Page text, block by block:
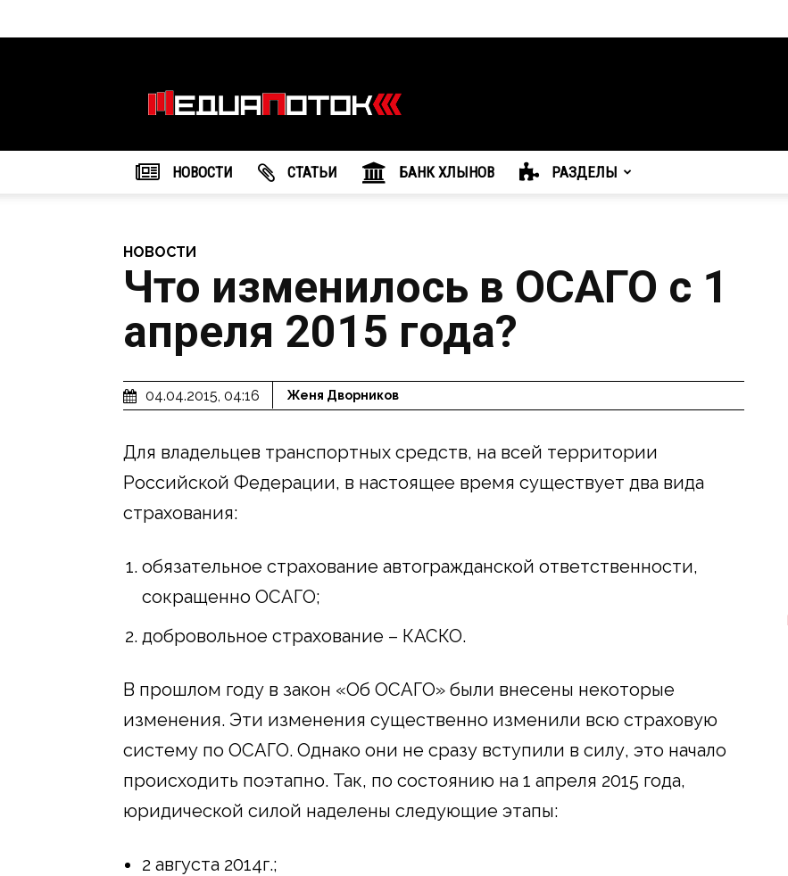
агентство
"МедиаПоток"
НОВОСТИ CТАТЬИ БАНК ХЛЫНОВ РАЗДЕЛЫ
НОВОСТИ
Что изменилось в ОСАГО с 1
апреля 2015 года?
04.04.2015, 04:16 Женя Дворников
Для владельцев транспортных средств, на всей территории
Российской Федерации, в настоящее время существует два вида
страхования:
обязательное страхование автогражданской ответственности,
сокращенно ОСАГО;
добровольное страхование – КАСКО.
В прошлом году в закон «Об ОСАГО» были внесены некоторые
изменения. Эти изменения существенно изменили всю страховую
систему по ОСАГО. Однако они не сразу вступили в силу, это начало
происходить поэтапно. Так, по состоянию на 1 апреля 2015 года,
юридической силой наделены следующие этапы:
2 августа 2014г.;